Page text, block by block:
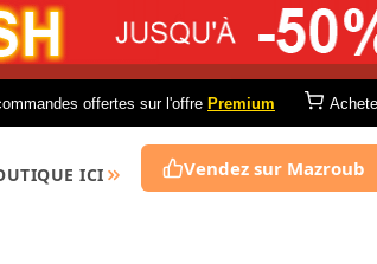
offertes sur l'offre Premium
ICI Vendez sur Mazroub